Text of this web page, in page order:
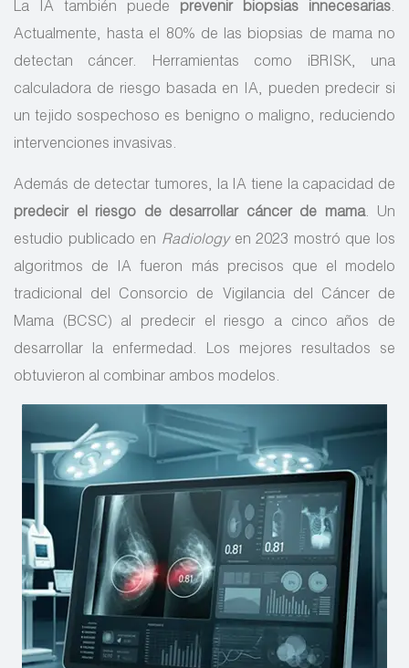
La IA también puede prevenir biopsias innecesarias.
Actualmente, hasta el 80% de las biopsias de mama no
detectan cáncer. Herramientas como iBRISK, una
calculadora de riesgo basada en IA, pueden predecir si
un tejido sospechoso es benigno o maligno, reduciendo
intervenciones invasivas.
Además de detectar tumores, la IA tiene la capacidad de
predecir el riesgo de desarrollar cáncer de mama. Un
estudio publicado en Radiologyen 2023 mostró que los
algoritmos de IA fueron más precisos que el modelo
tradicional del Consorcio de Vigilancia del Cáncer de
Mama (BCSC) al predecir el riesgo a cinco años de
desarrollar la enfermedad. Los mejores resultados se
obtuvieron al combinar ambos modelos.